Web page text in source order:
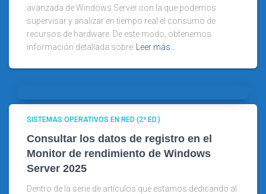
avanzada de Windows Server con la que podemos
supervisar y analizar en tiempo real el consumo de
recursos de hardware. De este modo, obtenemos
información detallada sobre
Leer más…
SISTEMAS OPERATIVOS EN RED (2ª ED.)
Consultar los datos de registro en el
Monitor de rendimiento de Windows
Server 2025
Dentro de la serie de artículos que estamos dedicando al